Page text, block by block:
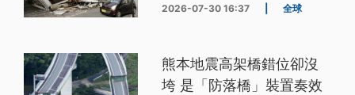
2026-07-30 16:37 全球
熊本地震高架橋錯位卻沒
垮 是「防落橋」裝置奏效